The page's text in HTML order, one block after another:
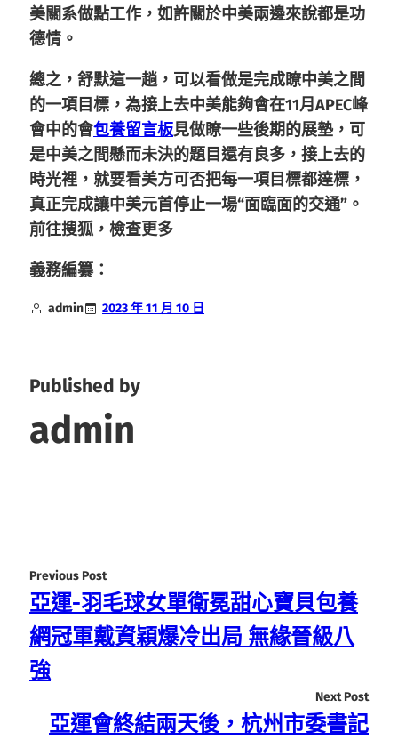
美關系做點工作，如許關於中美兩邊來說都是功
德情。
總之，舒默這一趟，可以看做是完成瞭中美之間
的一項目標，為接上去中美能夠會在11月APEC峰
會中的會包養留言板見做瞭一些後期的展墊，可
是中美之間懸而未決的題目還有良多， 接上去的
時光裡，就要看美方可否把每一項目標都達標，
真正完成讓中美元首停止一場“面臨面的交通”。
前往搜狐，檢查更多
義務編纂：
admin 2023 年 11 月 10 日
Published by
admin
Previous Post
亞運-羽毛球女單衛冕甜心寶貝包養
網冠軍戴資穎爆冷出局 無緣晉級八
強
Next Post
亞運會終結兩天後，杭州市委書記